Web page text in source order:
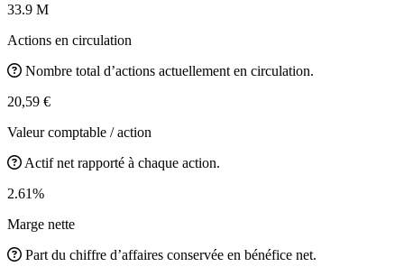
33.9 M
Actions en circulation
Nombre total d’actions actuellement en circulation.
20,59 €
Valeur comptable / action
Actif net rapporté à chaque action.
2.61%
Marge nette
Part du chiffre d’affaires conservée en bénéfice net.